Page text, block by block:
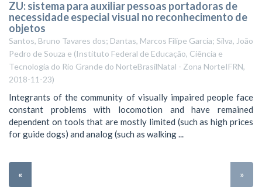
ZU: sistema para auxiliar pessoas portadoras de
necessidade especial visual no reconhecimento de
objetos
Santos, Bruno Tavares dos; Dantas, Marcos Filipe Garcia; Silva, João
Pedro de Souza e (Instituto Federal de Educação, Ciência e
Tecnologia do Rio Grande do NorteBrasilNatal - Zona NorteIFRN,
2018-11-23)
Integrants of the community of visually impaired people face
constant problems with locomotion and have remained
dependent on tools that are mostly limited (such as high prices
for guide dogs) and analog (such as walking ...
« »